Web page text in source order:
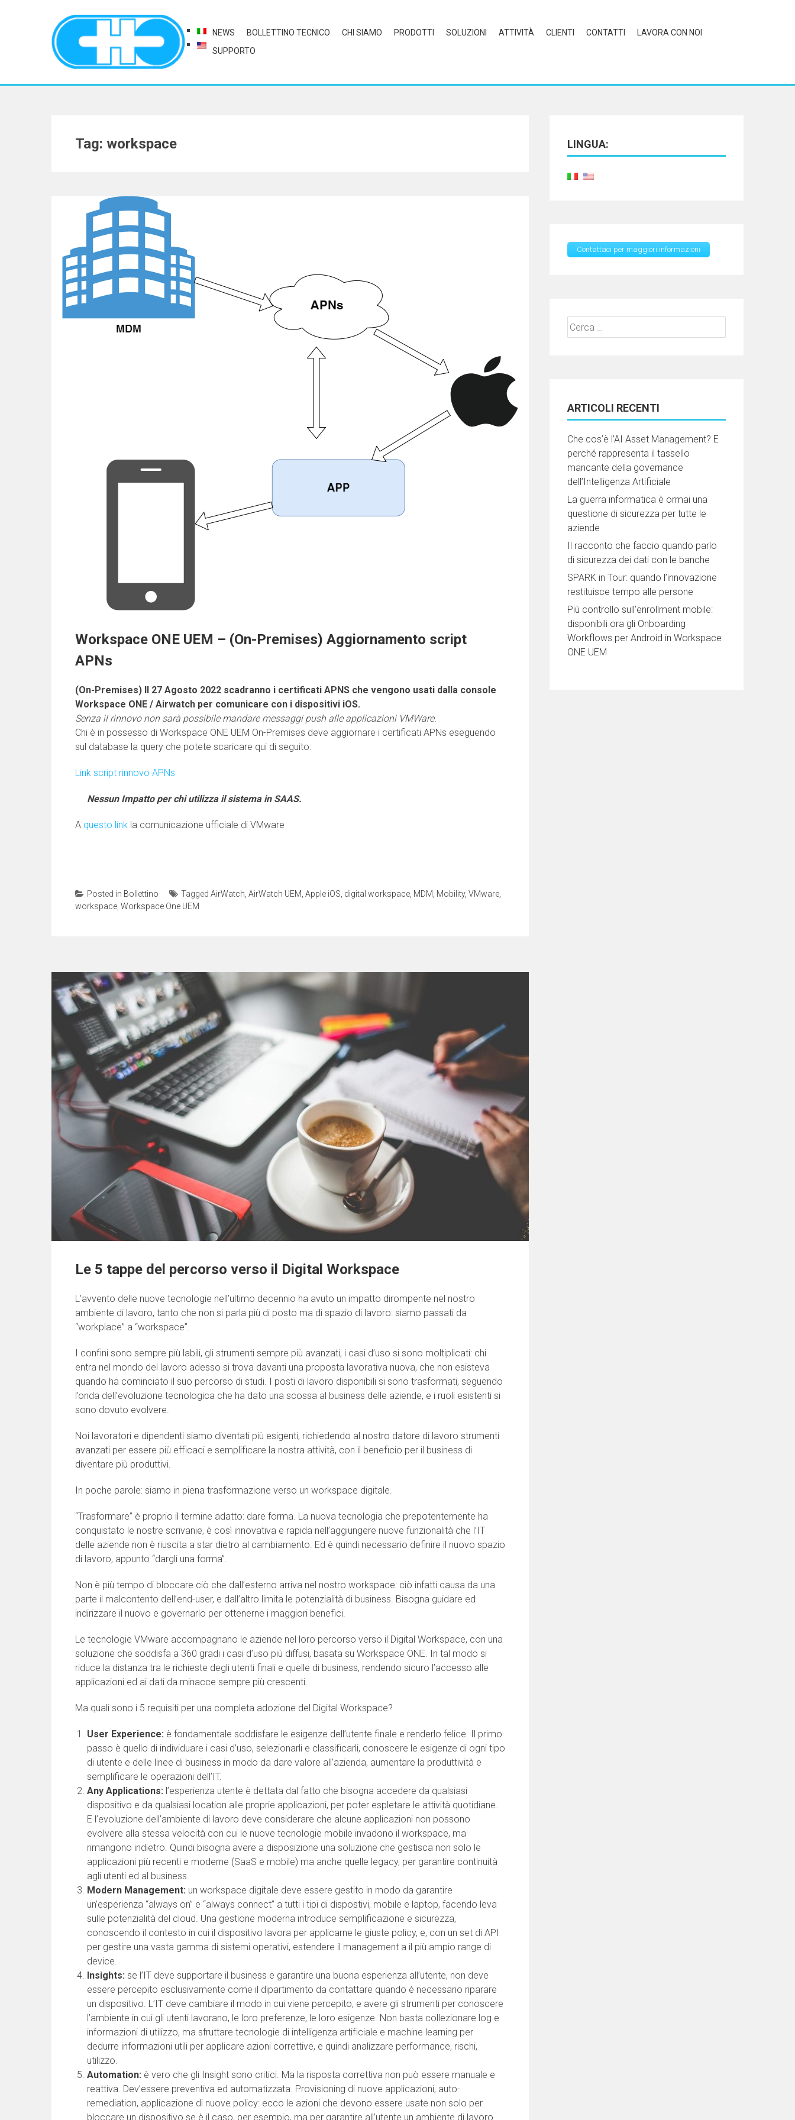
NEWS BOLLETTINO TECNICO CHI SIAMO PRODOTTI SOLUZIONI ATTIVITÀ CLIENTI CONTATTI
LAVORA CON NOI
SUPPORTO
Tag: workspace
Workspace ONE UEM – (On-Premises) Aggiornamento script
APNs
(On-Premises) Il 27 Agosto 2022 scadranno i certificati APNS che vengono usati dalla console
Workspace ONE / Airwatch per comunicare con i dispositivi iOS.
Senza il rinnovo non sarà possibile mandare messaggi push alle applicazioni VMWare.
Chi è in possesso di Workspace ONE UEM On-Premises deve aggiornare i certificati APNs eseguendo
sul database la query che potete scaricare qui di seguito:
Link script rinnovo APNs
Nessun Impatto per chi utilizza il sistema in SAAS.
A questo link la comunicazione ufficiale di VMware
Posted in Bollettino Tagged AirWatch AirWatch UEM Apple iOS digital workspace MDM Mobility, VMware
workspace Workspace One UEM
Le 5 tappe del percorso verso il Digital Workspace
L’avvento delle nuove tecnologie nell’ultimo decennio ha avuto un impatto dirompente nel nostro
ambiente di lavoro, tanto che non si parla più di posto ma di spazio di lavoro: siamo passati da
“workplace” a “workspace”.
I confini sono sempre più labili, gli strumenti sempre più avanzati, i casi d’uso si sono moltiplicati: chi
entra nel mondo del lavoro adesso si trova davanti una proposta lavorativa nuova, che non esisteva
quando ha cominciato il suo percorso di studi. I posti di lavoro disponibili si sono trasformati, seguendo
l’onda dell’evoluzione tecnologica che ha dato una scossa al business delle aziende, e i ruoli esistenti si
sono dovuto evolvere.
Noi lavoratori e dipendenti siamo diventati più esigenti, richiedendo al nostro datore di lavoro strumenti
avanzati per essere più efficaci e semplificare la nostra attività, con il beneficio per il business di
diventare più produttivi.
In poche parole: siamo in piena trasformazione verso un workspace digitale.
“Trasformare” è proprio il termine adatto: dare forma. La nuova tecnologia che prepotentemente ha
conquistato le nostre scrivanie, è così innovativa e rapida nell’aggiungere nuove funzionalità che l’IT
delle aziende non è riuscita a star dietro al cambiamento. Ed è quindi necessario definire il nuovo spazio
di lavoro, appunto “dargli una forma”.
Non è più tempo di bloccare ciò che dall’esterno arriva nel nostro workspace: ciò infatti causa da una
parte il malcontento dell’end-user, e dall’altro limita le potenzialità di business. Bisogna guidare ed
indirizzare il nuovo e governarlo per ottenerne i maggiori benefici.
Le tecnologie VMware accompagnano le aziende nel loro percorso verso il Digital Workspace, con una
soluzione che soddisfa a 360 gradi i casi d’uso più diffusi, basata su Workspace ONE. In tal modo si
riduce la distanza tra le richieste degli utenti finali e quelle di business, rendendo sicuro l’accesso alle
applicazioni ed ai dati da minacce sempre più crescenti.
Ma quali sono i 5 requisiti per una completa adozione del Digital Workspace?
User Experience: è fondamentale soddisfare le esigenze dell’utente finale e renderlo felice. Il primo
passo è quello di individuare i casi d’uso, selezionarli e classificarli, conoscere le esigenze di ogni tipo
di utente e delle linee di business in modo da dare valore all’azienda, aumentare la produttività e
semplificare le operazioni dell’IT.
Any Applications: l’esperienza utente è dettata dal fatto che bisogna accedere da qualsiasi
dispositivo e da qualsiasi location alle proprie applicazioni, per poter espletare le attività quotidiane.
E l’evoluzione dell’ambiente di lavoro deve considerare che alcune applicazioni non possono
evolvere alla stessa velocità con cui le nuove tecnologie mobile invadono il workspace, ma
rimangono indietro. Quindi bisogna avere a disposizione una soluzione che gestisca non solo le
applicazioni più recenti e moderne (SaaS e mobile) ma anche quelle legacy, per garantire continuità
agli utenti ed al business.
Modern Management: un workspace digitale deve essere gestito in modo da garantire
un’esperienza “always on” e “always connect” a tutti i tipi di dispostivi, mobile e laptop, facendo leva
sulle potenzialità del cloud. Una gestione moderna introduce semplificazione e sicurezza,
conoscendo il contesto in cui il dispositivo lavora per applicarne le giuste policy, e, con un set di API
per gestire una vasta gamma di sistemi operativi, estendere il management a il più ampio range di
device.
Insights: se l’IT deve supportare il business e garantire una buona esperienza all’utente, non deve
essere percepito esclusivamente come il dipartimento da contattare quando è necessario riparare
un dispositivo. L’IT deve cambiare il modo in cui viene percepito, e avere gli strumenti per conoscere
l’ambiente in cui gli utenti lavorano, le loro preferenze, le loro esigenze. Non basta collezionare log e
informazioni di utilizzo, ma sfruttare tecnologie di intelligenza artificiale e machine learning per
dedurre informazioni utili per applicare azioni correttive, e quindi analizzare performance, rischi,
utilizzo.
Automation: è vero che gli Insight sono critici. Ma la risposta correttiva non può essere manuale e
reattiva. Dev’essere preventiva ed automatizzata. Provisioning di nuove applicazioni, auto-
remediation, applicazione di nuove policy: ecco le azioni che devono essere usate non solo per
bloccare un dispositivo se è il caso, per esempio, ma per garantire all’utente un ambiente di lavoro
LINGUA:
Contattaci per maggiori informazioni
Ricerca
per:
ARTICOLI RECENTI
Che cos’è l’AI Asset Management? E
perché rappresenta il tassello
mancante della governance
dell’Intelligenza Artificiale
La guerra informatica è ormai una
questione di sicurezza per tutte le
aziende
Il racconto che faccio quando parlo
di sicurezza dei dati con le banche
SPARK in Tour: quando l’innovazione
restituisce tempo alle persone
Più controllo sull’enrollment mobile:
disponibili ora gli Onboarding
Workflows per Android in Workspace
ONE UEM